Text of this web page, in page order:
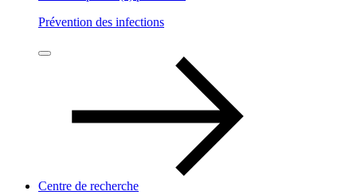
Prévention des infections
Centre de recherche